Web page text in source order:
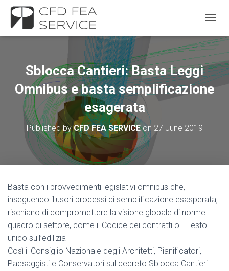
Sblocca Cantieri: Basta Leggi
Omnibus e basta semplificazione
esagerata
Published byCFD FEA SERVICEon 27 June 2019
Basta con i provvedimenti legislativi omnibus che,
inseguendo illusori processi di semplificazione esasperata,
rischiano di compromettere la visione globale di norme
quadro di settore, come il Codice dei contratti o il Testo
unico sull’edilizia
Così il Consiglio Nazionale degli Architetti, Pianificatori,
Paesaggisti e Conservatori sul decreto Sblocca Cantieri